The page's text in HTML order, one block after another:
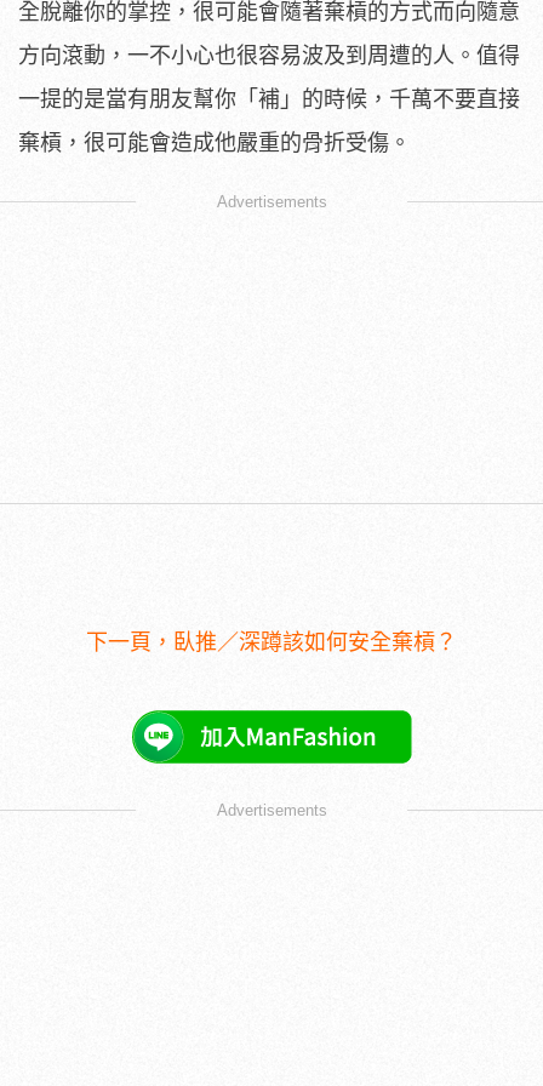
全脫離你的掌控，很可能會隨著棄槓的方式而向隨意
方向滾動，一不小心也很容易波及到周遭的人。值得
一提的是當有朋友幫你「補」的時候，千萬不要直接
棄槓，很可能會造成他嚴重的骨折受傷。
Advertisements
下一頁，臥推／深蹲該如何安全棄槓？
Advertisements